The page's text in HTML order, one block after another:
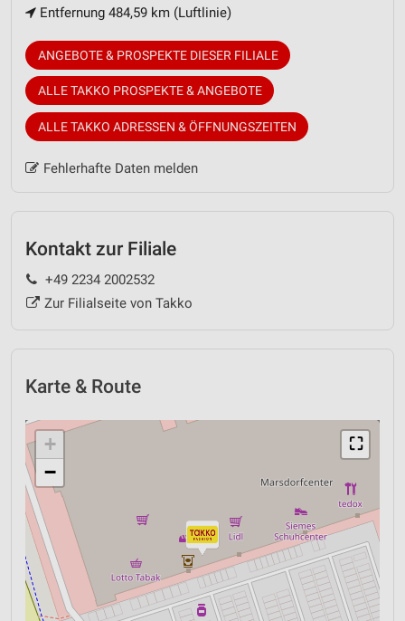
Entfernung 484,59 km (Luftlinie)
ANGEBOTE & PROSPEKTE DIESER FILIALE
ALLE TAKKO PROSPEKTE & ANGEBOTE
ALLE TAKKO ADRESSEN & ÖFFNUNGSZEITEN
Fehlerhafte Daten melden
Kontakt zur Filiale
+49 2234 2002532
Zur Filialseite von Takko
Karte & Route
⛶
+
−